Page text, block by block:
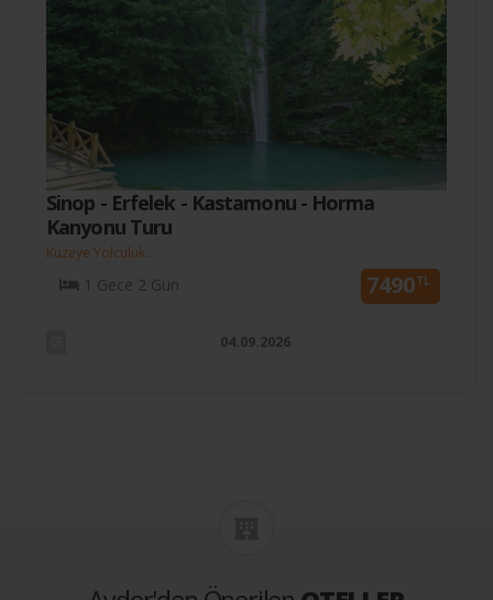
Sinop - Erfelek - Kastamonu - Horma
Kanyonu Turu
Kuzeye Yolculuk...
1 Gece 2 Gün 7490TL
04.09.2026